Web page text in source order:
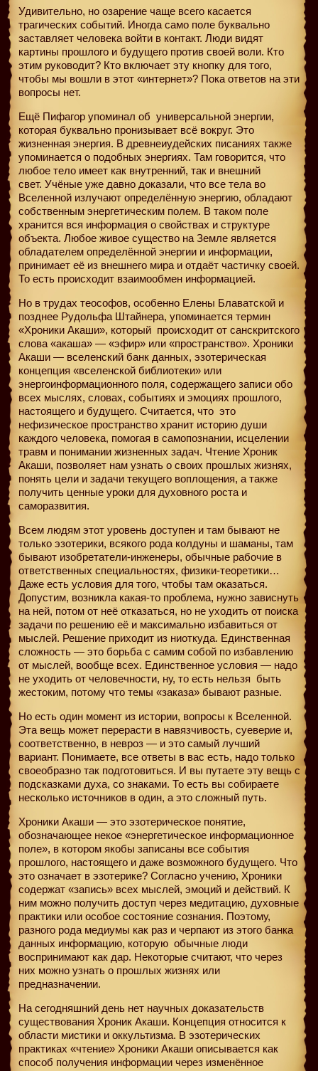
Удивительно, но озарение чаще всего касается
трагических событий. Иногда само поле буквально
заставляет человека войти в контакт. Люди видят
картины прошлого и будущего против своей воли. Кто
этим руководит? Кто включает эту кнопку для того,
чтобы мы вошли в этот «интернет»? Пока ответов на эти
вопросы нет.
Ещё Пифагор упоминал об универсальной энергии,
которая буквально пронизывает всё вокруг. Это
жизненная энергия. В древнеиудейских писаниях также
упоминается о подобных энергиях. Там говорится, что
любое тело имеет как внутренний, так и внешний
свет. Учёные уже давно доказали, что все тела во
Вселенной излучают определённую энергию, обладают
собственным энергетическим полем. В таком поле
хранится вся информация о свойствах и структуре
объекта. Любое живое существо на Земле является
обладателем определённой энергии и информации,
принимает её из внешнего мира и отдаёт частичку своей.
То есть происходит взаимообмен информацией.
Но в трудах теософов, особенно Елены Блаватской и
позднее Рудольфа Штайнера, упоминается термин
«Хроники Акаши», который происходит от санскритского
слова «акаша» — «эфир» или «пространство». Хроники
Акаши — вселенский банк данных, эзотерическая
концепция «вселенской библиотеки» или
энергоинформационного поля, содержащего записи обо
всех мыслях, словах, событиях и эмоциях прошлого,
настоящего и будущего. Считается, что это
нефизическое пространство хранит историю души
каждого человека, помогая в самопознании, исцелении
травм и понимании жизненных задач. Чтение Хроник
Акаши, позволяет нам узнать о своих прошлых жизнях,
понять цели и задачи текущего воплощения, а также
получить ценные уроки для духовного роста и
саморазвития.
Всем людям этот уровень доступен и там бывают не
только эзотерики, всякого рода колдуны и шаманы, там
бывают изобретатели-инженеры, обычные рабочие в
ответственных специальностях, физики-теоретики…
Даже есть условия для того, чтобы там оказаться.
Допустим, возникла какая-то проблема, нужно зависнуть
на ней, потом от неё отказаться, но не уходить от поиска
задачи по решению её и максимально избавиться от
мыслей. Решение приходит из ниоткуда. Единственная
сложность — это борьба с самим собой по избавлению
от мыслей, вообще всех. Единственное условия — надо
не уходить от человечности, ну, то есть нельзя быть
жестоким, потому что темы «заказа» бывают разные.
Но есть один момент из истории, вопросы к Вселенной.
Эта вещь может перерасти в навязчивость, суеверие и,
соответственно, в невроз — и это самый лучший
вариант. Понимаете, все ответы в вас есть, надо только
своеобразно так подготовиться. И вы путаете эту вещь с
подсказками духа, со знаками. То есть вы собираете
несколько источников в один, а это сложный путь.
Хроники Акаши — это эзотерическое понятие,
обозначающее некое «энергетическое информационное
поле», в котором якобы записаны все события
прошлого, настоящего и даже возможного будущего. Что
это означает в эзотерике? Согласно учению, Хроники
содержат «запись» всех мыслей, эмоций и действий. К
ним можно получить доступ через медитацию, духовные
практики или особое состояние сознания. Поэтому,
разного рода медиумы как раз и черпают из этого банка
данных информацию, которую обычные люди
воспринимают как дар. Некоторые считают, что через
них можно узнать о прошлых жизнях или
предназначении.
На сегодняшний день нет научных доказательств
существования Хроник Акаши. Концепция относится к
области мистики и оккультизма. В эзотерических
практиках «чтение» Хроники Акаши описывается как
способ получения информации через изменённое